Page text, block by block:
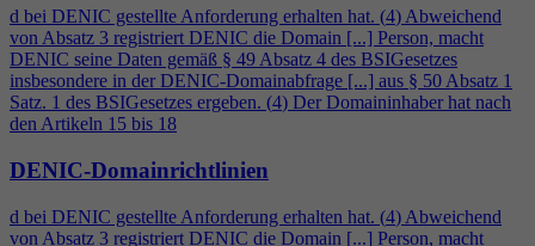
d bei DENIC gestellte Anforderung erhalten hat. (4) Abweichend
von Absatz 3 registriert DENIC die Domain [...] Person, macht
DENIC seine Daten gemäß § 49 Absatz 4 des BSIGesetzes
insbesondere in der DENIC-Domainabfrage [...] aus § 50 Absatz 1
Satz. 1 des BSIGesetzes ergeben. (4) Der Domaininhaber hat nach
den Artikeln 15 bis 18
DENIC-Domainrichtlinien
d bei DENIC gestellte Anforderung erhalten hat. (4) Abweichend
von Absatz 3 registriert DENIC die Domain [...] Person, macht